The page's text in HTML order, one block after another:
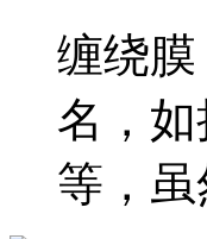
缠绕
名，
等，